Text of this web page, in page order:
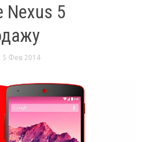
Nexus 5
5 Фев 2014